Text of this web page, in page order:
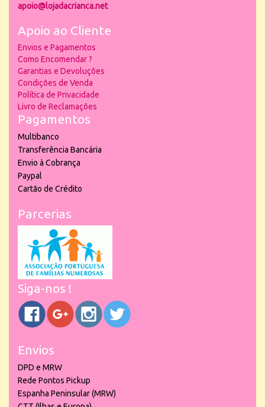
apoio@lojadacrianca.net
Apoio ao Cliente
Envios e Pagamentos
Como Encomendar ?
Garantias e Devoluções
Condições de Venda
Política de Privacidade
Livro de Reclamações
Pagamentos
Multibanco
Transferência Bancária
Envio à Cobrança
Paypal
Cartão de Crédito
Parcerias
Siga-nos !
Envios
DPD e MRW
Rede Pontos Pickup
Espanha Peninsular (MRW)